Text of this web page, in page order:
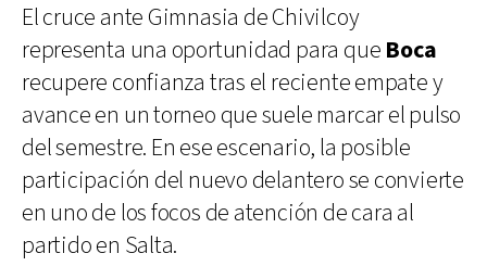
El cruce ante Gimnasia de Chivilcoy
representa una oportunidad para que Boca
recupere confianza tras el reciente empate y
avance en un torneo que suele marcar el pulso
del semestre. En ese escenario, la posible
participación del nuevo delantero se convierte
en uno de los focos de atención de cara al
partido en Salta.